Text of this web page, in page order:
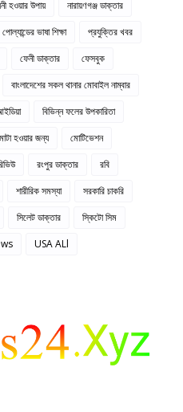
হওয়ার উপায়
নারায়ণগঞ্জ ডাক্তার
পোল্যান্ডের ভাষা শিক্ষা
প্রযুক্তির খবর
ফেনী ডাক্তার
ফেসবুক
বাংলাদেশের সকল থানার মোবাইল নাম্বার
বিভিন্ন ফলের উপকারিতা
হওয়ার জন্য
মোটিভেশন
রংপুর ডাক্তার
রবি
শারীরিক সমস্যা
সরকারি চাকরি
সিলেট ডাক্তার
স্কিটো সিম
USA ALl